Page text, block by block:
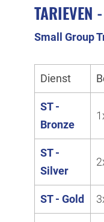
TARIEVEN
Small Group
Dienst
ST -
Bronze
ST -
Silver
ST - Gold